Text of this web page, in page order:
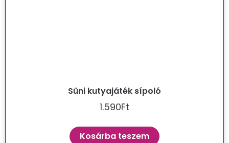
Süni kutyajáték sípoló
1.590Ft
Kosárba teszem